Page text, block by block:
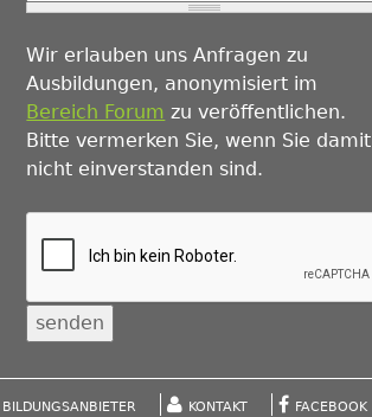
Wir erlauben uns Anfragen zu
Ausbildungen, anonymisiert im
Bereich Forum zu veröffentlichen.
Bitte vermerken Sie, wenn Sie damit
nicht einverstanden sind.
BILDUNGSANBIETER KONTAKT FACEBOOK